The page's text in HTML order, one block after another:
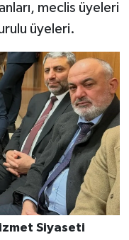
meclis üyeleri
üyeleri.
Siyaseti